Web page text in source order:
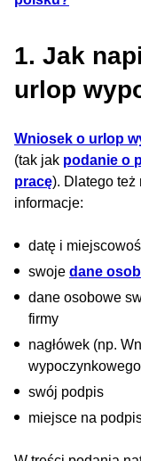
1. Jak
urlop
Wniosek o urlop
(tak jak podanie o
pracę). Dlatego też
informacje:
datę i
swoje dane
dane osobowe
firmy
nagłówek (np.
swój podpis
miejsce na